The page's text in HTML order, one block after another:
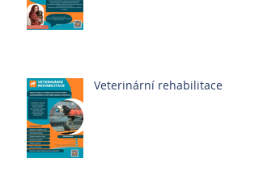
Veterinární rehabilitace